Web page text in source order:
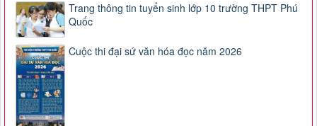
Trang thông tin tuyển sinh lớp 10 trường THPT Phú
Quốc
Cuộc thi đại sứ văn hóa đọc năm 2026